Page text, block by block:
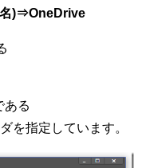
)⇒OneDrive
ある
を指定しています。